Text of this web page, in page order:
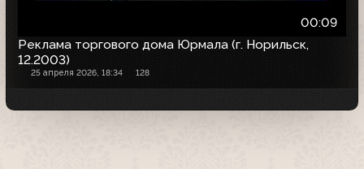
00:09
Реклама торгового дома Юрмала (г. Норильск,
12.2003)
25 апреля 2026, 18:34 128